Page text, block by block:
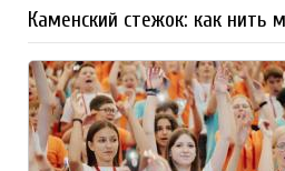
Каменский стежок: как нить